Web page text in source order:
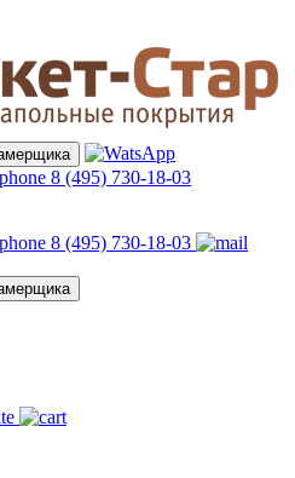
8 (495) 730-18-03
8 (495) 730-18-03